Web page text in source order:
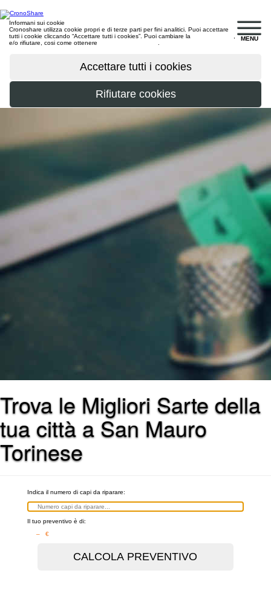
MENU
Informani sui cookie
Cronoshare utilizza cookie propri e di terze parti per fini analitici. Puoi accettare
tutti i cookie cliccando “Accettare tutti i cookies”. Puoi cambiare la
e/o rifiutare, cosi come ottenere
Trova le Migliori Sarte della
tua città a San Mauro
Torinese
Indica il numero di capi da riparare:
Il tuo preventivo è di:
– €